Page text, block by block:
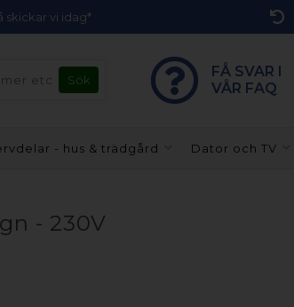
skickar vi idag*
FÅ SVAR I
VÅR FAQ
- hus & trädgård Dator och TV
- 230V